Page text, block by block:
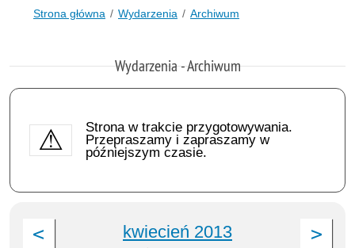
Strona główna Wydarzenia Archiwum
Wydarzenia - Archiwum
Strona w trakcie przygotowywania.
Przepraszamy i zapraszamy w
późniejszym czasie.
kwiecień 2013